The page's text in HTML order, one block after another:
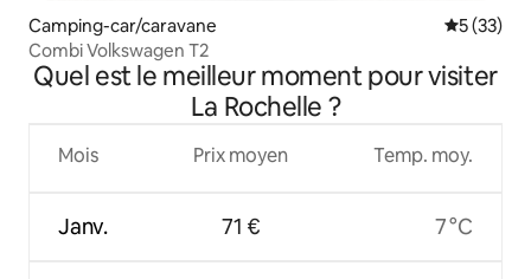
Camping-car/caravane
5 (33)
Combi Volkswagen T2
Quel est le meilleur moment pour visiter
La Rochelle ?
Mois
Janv.
Prix moyen
71 €
Temp. moy.
7 °C